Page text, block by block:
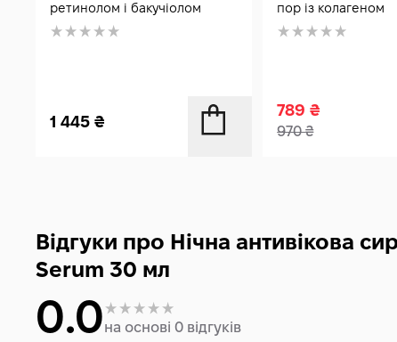
ретинолом і бакучіолом
1 445 ₴
пор із колагеном
789₴
970₴
Відгуки про Нічна антивікова
Serum 30 мл
0.0на основі 0 відгуків